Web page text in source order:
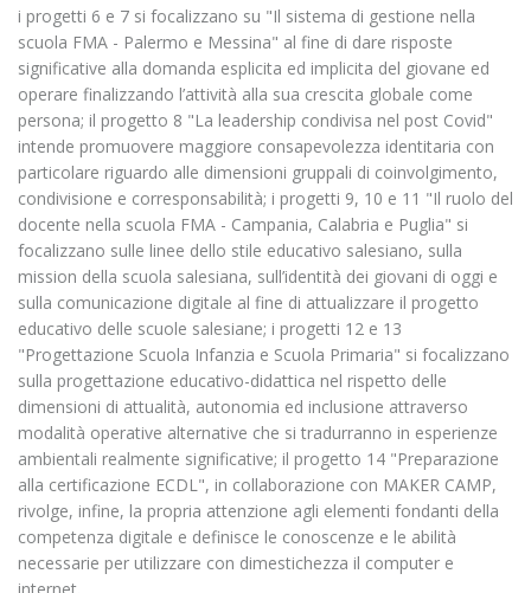
i progetti 6 e 7 si focalizzano su "Il sistema di gestione nella
scuola FMA - Palermo e Messina" al fine di dare risposte
significative alla domanda esplicita ed implicita del giovane ed
operare finalizzando l’attività alla sua crescita globale come
persona; il progetto 8 "La leadership condivisa nel post Covid"
intende promuovere maggiore consapevolezza identitaria con
particolare riguardo alle dimensioni gruppali di coinvolgimento,
condivisione e corresponsabilità; i progetti 9, 10 e 11 "Il ruolo del
docente nella scuola FMA - Campania, Calabria e Puglia" si
focalizzano sulle linee dello stile educativo salesiano, sulla
mission della scuola salesiana, sull’identità dei giovani di oggi e
sulla comunicazione digitale al fine di attualizzare il progetto
educativo delle scuole salesiane; i progetti 12 e 13
"Progettazione Scuola Infanzia e Scuola Primaria" si focalizzano
sulla progettazione educativo-didattica nel rispetto delle
dimensioni di attualità, autonomia ed inclusione attraverso
modalità operative alternative che si tradurranno in esperienze
ambientali realmente significative; il progetto 14 "Preparazione
alla certificazione ECDL", in collaborazione con MAKER CAMP,
rivolge, infine, la propria attenzione agli elementi fondanti della
competenza digitale e definisce le conoscenze e le abilità
necessarie per utilizzare con dimestichezza il computer e